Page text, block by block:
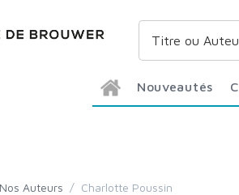
Nouveautés
Nos Auteurs / Charlotte Poussin